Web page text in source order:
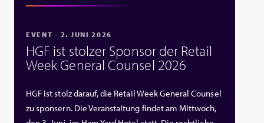
EVENT - 2. JUNI 2026
HGF ist stolzer Sponsor der Retail
Week General Counsel 2026
HGF ist stolz darauf, die Retail Week General Counsel
zu sponsern. Die Veranstaltung findet am Mittwoch,